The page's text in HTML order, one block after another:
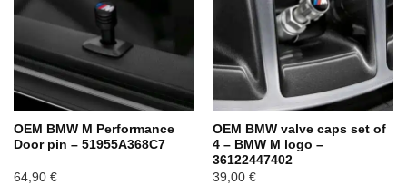
OEM BMW M Performance
Door pin – 51955A368C7
64,90 €
OEM BMW valve caps set of
4 – BMW M logo –
36122447402
39,00 €